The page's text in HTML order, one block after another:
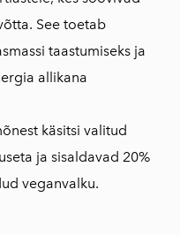
See toetab
taastumiseks ja
allikana
käsitsi valitud
ja sisaldavad 20%
veganvalku.